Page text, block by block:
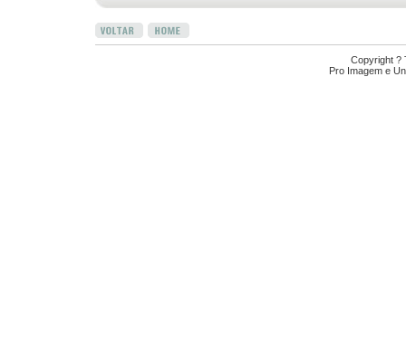
Copyright ?
Pro Imagem e